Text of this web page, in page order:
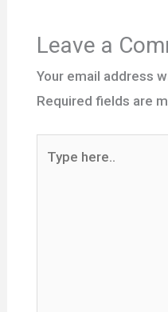
Leave a
Your email address
Required fields are